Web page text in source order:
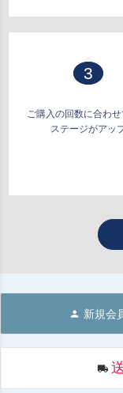
3
ご購入の回数に合わ
ステージがアッ
新規会